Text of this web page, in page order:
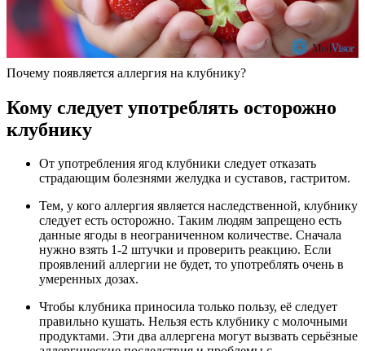
Почему появляется аллергия на клубнику?
Кому следует употреблять осторожно
клубнику
От употребления ягод клубники следует отказать
страдающим болезнями желудка и суставов, гастритом.
Тем, у кого аллергия является наследственной, клубнику
следует есть осторожно. Таким людям запрещено есть
данные ягоды в неограниченном количестве. Сначала
нужно взять 1-2 штучки и проверить реакцию. Если
проявлений аллергии не будет, то употреблять очень в
умеренных дозах.
Чтобы клубника приносила только пользу, её следует
правильно кушать. Нельзя есть клубнику с молочными
продуктами. Эти два аллергена могут вызвать серьёзные